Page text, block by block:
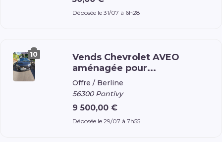
Déposée le 31/07 à 6h28
10
Vends Chevrolet AVEO
aménagée pour...
Offre / Berline
56300 Pontivy
9 500,00 €
Déposée le 29/07 à 7h55